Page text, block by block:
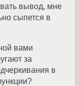
вывод, мне
сыпется в
вами
за
в